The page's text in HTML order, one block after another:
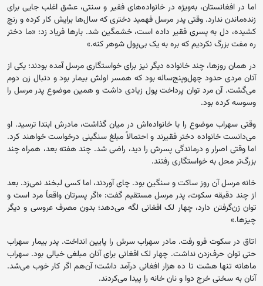
اما در افغانستان، به‌ویژه در خانواده‌های فقیر و سنتی، عشق اغلب جایی برای
زنده‌ماندن ندارد. وقتی پدر مرسل فهمید دختری که سال‌ها برایش کار کرده و رنج
کشیده، دل به پسری فقیر داده است، خشمگین شد. بارها فریاد زد: «ما دختر
ره مفت بزرگ نکردیم که بره به یک بی‌پول شوهر کنه.»
در همان روزها، چند خانواده دیگر نیز برای خواستگاری مرسل آمده بودند؛ یکی از
آنان مردی حدود چهل‌وپنج‌ساله بود که همسر اولش بیمار بود و دنبال زن دوم
می‌گشت. آن مرد توان پرداخت پول زیادی داشت و همین موضوع پدر مرسل را
وسوسه کرده بود.
وقتی سهراب موضوع را با خانواده‌اش در میان گذاشت، مادرش ابتدا ترسید. او
می‌دانست خانواده دختر فقیرند و احتمالاً مبلغ سنگینی درخواست خواهند کرد.
اما وقتی اصرار و درماندگی پسرش را دید، راضی شد. چند هفته بعد، همراه چند
بزرگ‌تر محل به خواستگاری رفتند.
خانه مرسل آن روز ساکت و سنگین بود. چای آوردند، اما کسی لبخند نمی‌زد. بعد
از چند دقیقه سکوت، پدر مرسل مستقیم گفت: «اگر پسرتان واقعاً مرد است و
توان زن‌گرفتن دارد، چهار لک افغانی لگه می‌دهد؛ بدون مصرف عروسی و دیگر
چیزها.»
اتاق در سکوت فرو رفت. مادر سهراب سرش را پایین انداخت. پدر بیمار سهراب
حتی توان حرف‌زدن نداشت. چهار لک افغانی برای آنان مبلغی خیالی بود. سهراب
ماهانه تنها هشت تا ده هزار افغانی درآمد داشت؛ آن‌هم اگر کار خوب می‌شد.
آنان به سختی خرج دوا و نان خانه را پیدا می‌کردند.